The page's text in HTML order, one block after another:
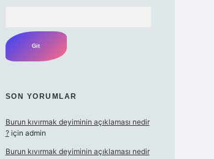
SON YORUMLAR
Burun kıvırmak deyiminin açıklaması nedir
?için admin
Burun kıvırmak deyiminin açıklaması nedir